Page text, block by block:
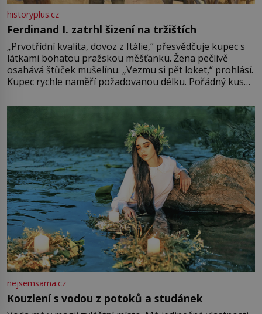
historyplus.cz
Ferdinand I. zatrhl šizení na tržištích
„Prvotřídní kvalita, dovoz z Itálie,“ přesvědčuje kupec s
látkami bohatou pražskou měšťanku. Žena pečlivě
osahává štůček mušelínu. „Vezmu si pět loket,“ prohlásí.
Kupec rychle naměří požadovanou délku. Pořádný kus
milostpaní. Stačí jenom na sukni,“ zhodnotí švadlena
množství růžového mušelínu. „Ošidili vás, podívejte.“
nejsemsama.cz
Kouzlení s vodou z potoků a studánek